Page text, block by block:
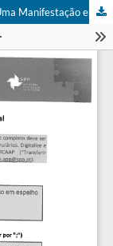
Infeção Tardia por Streptococcus do Grupo B: Uma Manifestação em Espelho em Gémeos Heterozigóticos